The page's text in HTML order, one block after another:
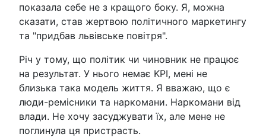
показала себе не з кращого боку. Я, можна
сказати, став жертвою політичного маркетингу
та "придбав львівське повітря".
Річ у тому, що політик чи чиновник не працює
на результат. У нього немає KPI, мені не
близька така модель життя. Я вважаю, що є
люди-ремісники та наркомани. Наркомани від
влади. Не хочу засуджувати їх, але мене не
поглинула ця пристрасть.